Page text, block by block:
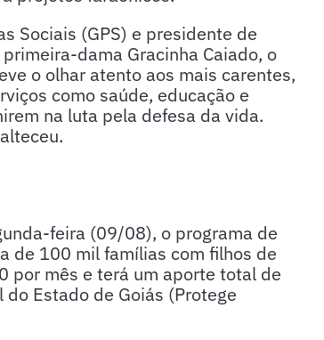
Sociais (GPS) e presidente de
dama Gracinha Caiado, o
o olhar atento aos mais carentes,
como saúde, educação e
na luta pela defesa da vida.
feira (09/08), o programa de
de 100 mil famílias com filhos de
por mês e terá um aporte total de
Estado de Goiás (Protege